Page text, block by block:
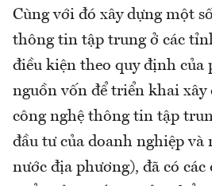
Cùng với đó xây dựng một
thông tin tập trung ở các
điều kiện theo quy định của
nguồn vốn để triển khai xây
công nghệ thông tin tập
đầu tư của doanh nghiệp và
nước địa phương), đã có